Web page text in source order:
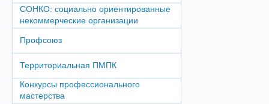
СОНКО: социально ориентированные
некоммерческие организации
Профсоюз
Территориальная ПМПК
Конкурсы профессионального
мастерства